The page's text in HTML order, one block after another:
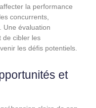
la performance
concurrents,
Une évaluation
de cibler les
les défis potentiels.
et